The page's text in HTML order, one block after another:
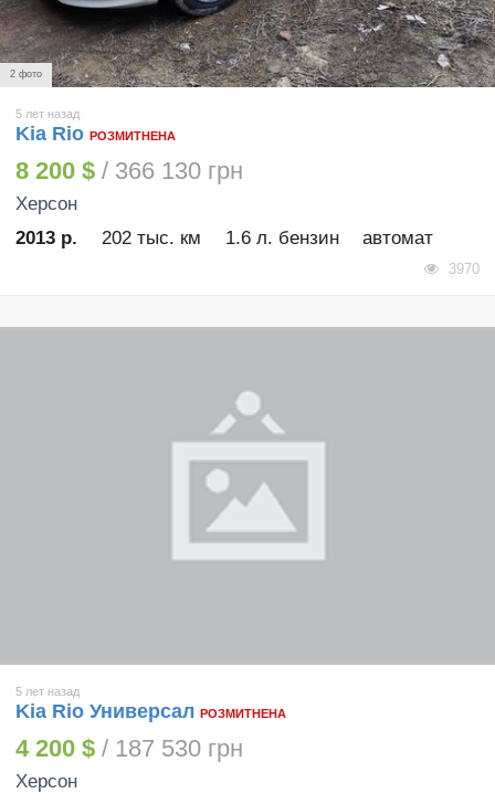
2 фото
5 лет назад
Kia Rio РОЗМИТНЕНА
8 200 $ / 366 130 грн
Херсон
2013 р.
202 тыс. км 1.6 л. бензин автомат
3970
5 лет назад
Kia Rio Универсал РОЗМИТНЕНА
4 200 $ / 187 530 грн
Херсон